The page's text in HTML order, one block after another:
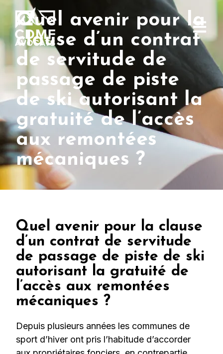
Quel avenir pour la
clause d’un contrat
de servitude de
passage de piste
de ski autorisant la
gratuité de l’accès
aux remontées
mécaniques ?
Quel avenir pour la clause
d’un contrat de servitude
de passage de piste de ski
autorisant la gratuité de
l’accès aux remontées
mécaniques ?
Depuis plusieurs années les communes de
sport d’hiver ont pris l’habitude d’accorder